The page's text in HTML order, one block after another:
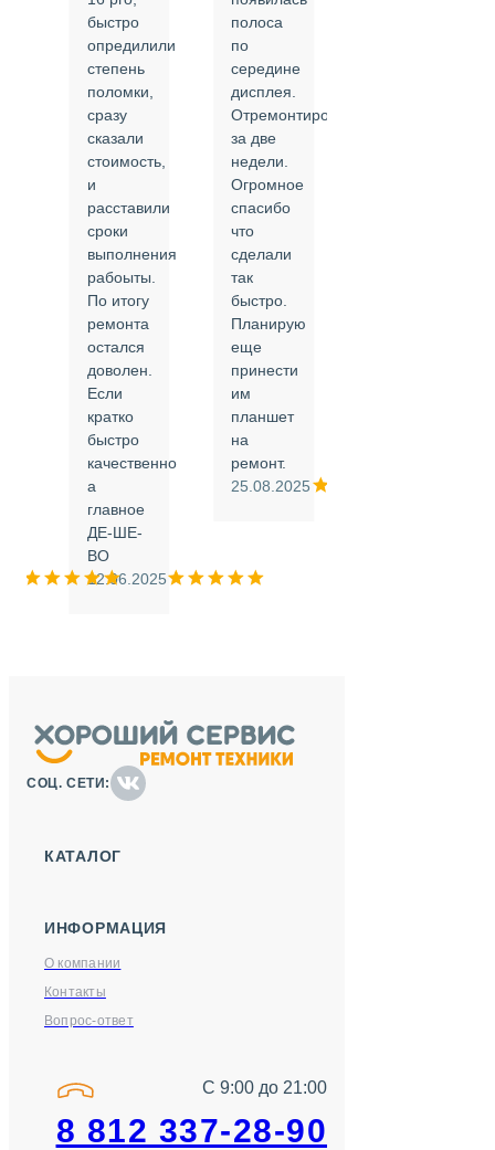
быстро
опредилили
степень
поломки,
сразу
сказали
стоимость,
и
расставили
сроки
выполнения
рабоыты.
По итогу
ремонта
остался
доволен.
Если
кратко
быстро
качественно
а
главное
ДЕ-ШЕ-
ВО
12.06.2025
полоса
по
середине
дисплея.
Отремонтировали
за две
недели.
Огромное
спасибо
что
сделали
так
быстро.
Планирую
еще
принести
им
планшет
на
ремонт.
25.08.2025
СОЦ. СЕТИ:
КАТАЛОГ
ИНФОРМАЦИЯ
О компании
Контакты
Вопрос-ответ
С 9:00 до 21:00
8 812 337-28-90